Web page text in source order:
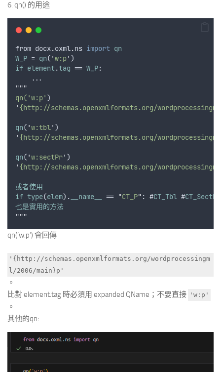
6. qn() 的用途
from docx.oxml.ns import qn
W_P = qn( 'w:p' )
if element.tag == W_P:
    ...
"""
qn('w:p' )
' {http://schemas.openxmlformats.org/
qn( 'w:tbl' )
' {http://schemas.openxmlformats.org/
qn( 'w:sectPr' )
' {http://schemas.openxmlformats.org/
或者使用
if type(elem). __name__ == "CT_P" : #CT_Tbl #CT_SectPr
也是實用的方法
"""
qn(‘w:p’) 會回傳
'{http://schemas.openxmlformats.org/wordprocessingm
l/2006/main}p'
。
比對 element.tag 時必須用 expanded QName；不要直接 'w:p'
。
其他的qn: